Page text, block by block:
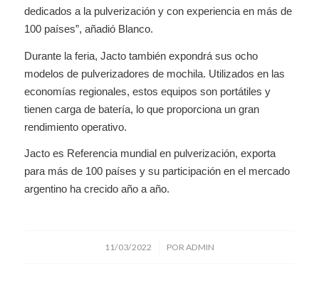
dedicados a la pulverización y con experiencia en más de
100 países”, añadió Blanco.
Durante la feria, Jacto también expondrá sus ocho
modelos de pulverizadores de mochila. Utilizados en las
economías regionales, estos equipos son portátiles y
tienen carga de batería, lo que proporciona un gran
rendimiento operativo.
Jacto es Referencia mundial en pulverización, exporta
para más de 100 países y su participación en el mercado
argentino ha crecido año a año.
11/03/2022
/ PORADMIN